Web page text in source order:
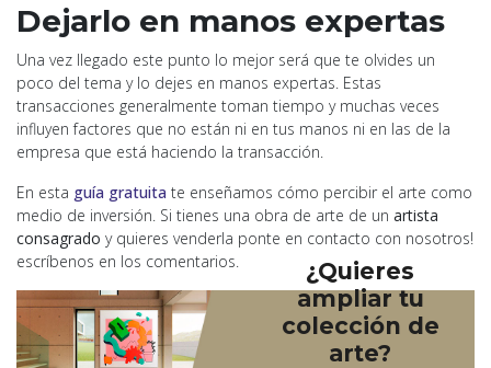
Dejarlo en manos expertas
Una vez llegado este punto lo mejor será que te olvides un
poco del tema y lo dejes en manos expertas. Estas
transacciones generalmente toman tiempo y muchas veces
influyen factores que no están ni en tus manos ni en las de la
empresa que está haciendo la transacción.
En esta guía gratuita te enseñamos cómo percibir el arte como
medio de inversión. Si tienes una obra de arte de un artista
consagrado y quieres venderla ponte en contacto con nosotros!
escríbenos en los comentarios.
¿Quieres
ampliar tu
colección de
arte?